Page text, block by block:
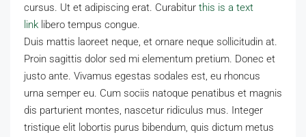
cursus. Ut et adipiscing erat. Curabitur this is a text
link libero tempus congue.
Duis mattis laoreet neque, et ornare neque sollicitudin at.
Proin sagittis dolor sed mi elementum pretium. Donec et
justo ante. Vivamus egestas sodales est, eu rhoncus
urna semper eu. Cum sociis natoque penatibus et magnis
dis parturient montes, nascetur ridiculus mus. Integer
tristique elit lobortis purus bibendum, quis dictum metus